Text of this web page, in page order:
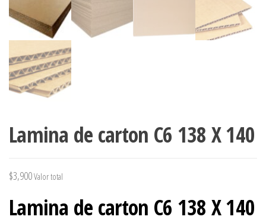
Lamina de carton C6 138 X 140
$3,900Valor total
Lamina de carton C6 138 X 140